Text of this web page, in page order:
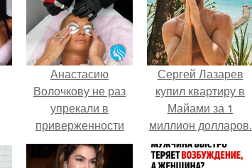
Анастасию
Волочкову не раз
упрекали в
приверженности
устаревшим бьюти -
процедурам.
Сергей Лазарев
купил квартиру в
Майами за 1
миллион долларов.